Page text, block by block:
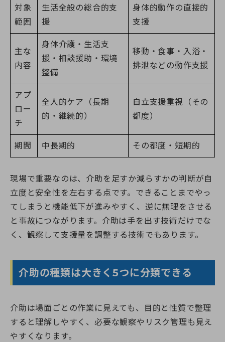
対象
範囲
生活全般の総合的支
援
身体的動作の直接的
支援
主な
内容
身体介護・生活支
援・相談援助・環境
整備
移動・食事・入浴・
排泄などの動作支援
アプ
ロー
チ
全人的ケア（長期
的・継続的）
自立支援重視（その
都度）
期間 中長期的 その都度・短期的
現場で重要なのは、介助を足すか減らすかの判断が自
立度と安全性を左右する点です。できることまでやっ
てしまうと機能低下が進みやすく、逆に無理をさせる
と事故につながります。介助は手を出す技術だけでな
く、観察して支援量を調整する技術でもあります。
介助の種類は大きく5つに分類できる
介助は場面ごとの作業に見えても、目的と性質で整理
すると理解しやすく、必要な観察やリスク管理も見え
やすくなります。